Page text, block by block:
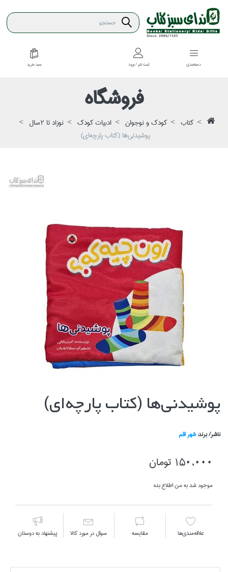
دسته‌بندي ثبت نام / ورود سبد خريد
فروشگاه
كتاب كودك و نوجوان ادبيات كودك
نوزاد تا 2سال
پوشيدني‌ها (كتاب پارچه‌اي)
پوشيدني‌ها (كتاب پارچه‌اي)
ناشر/ برند:شهر قلم
150,000 تومان
موجود شد به من اطلاع بده
علاقه‌مندي‌ها مقايسه سوال در مورد كالا پیشنهاد به دوستان